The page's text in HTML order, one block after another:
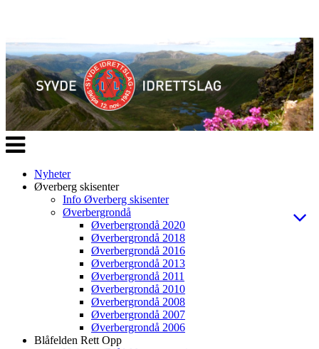
Veksle
navigasjon
Nyheter
Øverberg skisenter
Info Øverberg skisenter
Øverbergrondå
Øverbergrondå 2020
Øverbergrondå 2018
Øverbergrondå 2016
Øverbergrondå 2013
Øverbergrondå 2011
Øverbergrondå 2010
Øverbergrondå 2008
Øverbergrondå 2007
Øverbergrondå 2006
Blåfelden Rett Opp